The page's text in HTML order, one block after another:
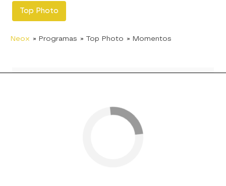
Top Photo
Neox » Programas » Top Photo » Momentos